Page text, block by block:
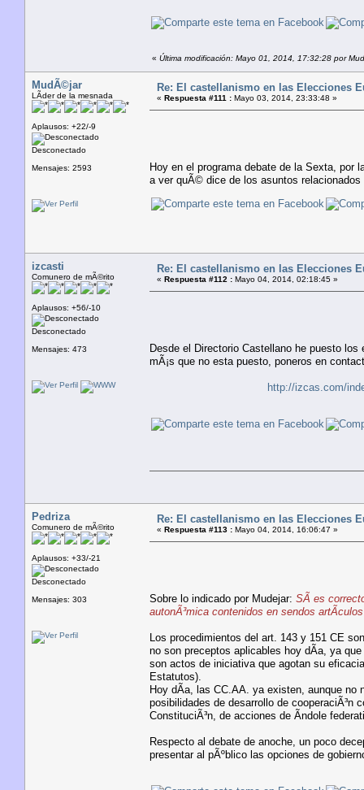
« Última modificación: Mayo 01, 2014, 17:32:28 por
MudÃ©jar
LÃ­der de la mesnada
Aplausos: +22/-9
Desconectado
Mensajes: 2593
Re: El castellanismo en las Elecciones
« Respuesta #111 : Mayo 03, 2014, 23:33:48 »
Hoy en el programa debate de la Sexta, por
a ver quÃ© dice de los asuntos
izcasti
Comunero de mÃ©rito
Aplausos: +56/-10
Desconectado
Mensajes: 473
Re: El castellanismo en las Elecciones
« Respuesta #112 : Mayo 04, 2014, 02:18:45 »
Desde el Directorio Castellano he puesto
mÃ¡s que no esta puesto, poneros en
http://izcas.com/
Pedriza
Comunero de mÃ©rito
Aplausos: +33/-21
Desconectado
Mensajes: 303
Re: El castellanismo en las Elecciones
« Respuesta #113 : Mayo 04, 2014, 16:06:47 »
Sobre lo indicado por Mudejar: SÃ­ es
autonÃ³mica contenidos en sendos
Los procedimientos del art. 143 y 151 CE
no son preceptos aplicables hoy dÃ­a, ya
son actos de iniciativa que agotan su
Estatutos).
Hoy dÃ­a, las CC.AA. ya existen, aunque no
posibilidades de desarrollo de cooperaciÃ³n
ConstituciÃ³n, de acciones de Ã­ndole
Respecto al debate de anoche, un poco
presentar al pÃºblico las opciones de